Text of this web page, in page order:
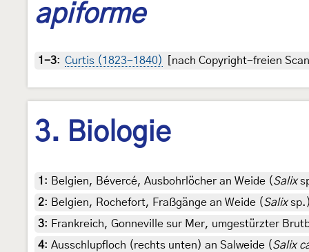
apiforme
1-3: Curtis (1823-1840) [nach Copyright-freien
3. Biologie
1 : Belgien, Bévercé, Ausbohrlöcher an Weide (Salix
2: Belgien, Rochefort, Fraßgänge an Weide (Salix
3: Frankreich, Gonneville sur Mer, umgestürzter
4: Ausschlupfloch (rechts unten) an Salweide (Salix